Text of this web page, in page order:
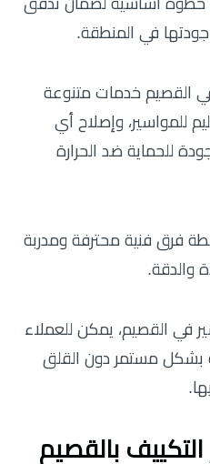
في المنطقة.
القصيم خدمات متنوعة
للمواسير، وإصلاح أي
للحماية ضد الحرارة
فرق فنية محترفة ومدربة
والدقة.
في القصيم، يمكن للعملاء
بشكل مستمر دون القلق
بالقصيم